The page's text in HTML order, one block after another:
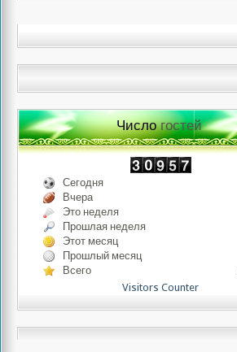
Числогостей
Сегодня
Вчера
Это неделя
Прошлая неделя
Этот месяц
Прошлый месяц
Всего
Visitors Counter